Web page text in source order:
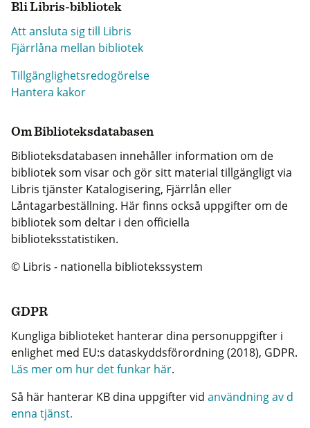
Bli Libris-bibliotek
Att ansluta sig till Libris
Fjärrlåna mellan bibliotek
Tillgänglighetsredogörelse
Hantera kakor
Om Biblioteksdatabasen
Biblioteksdatabasen innehåller information om de
bibliotek som visar och gör sitt material tillgängligt via
Libris tjänster Katalogisering, Fjärrlån eller
Låntagarbeställning. Här finns också uppgifter om de
bibliotek som deltar i den officiella
biblioteksstatistiken.
© Libris - nationella bibliotekssystem
GDPR
Kungliga biblioteket hanterar dina personuppgifter i
enlighet med EU:s dataskyddsförordning (2018), GDPR.
Läs mer om hur det funkar här.
Så här hanterar KB dina uppgifter vid användning av d
enna tjänst.